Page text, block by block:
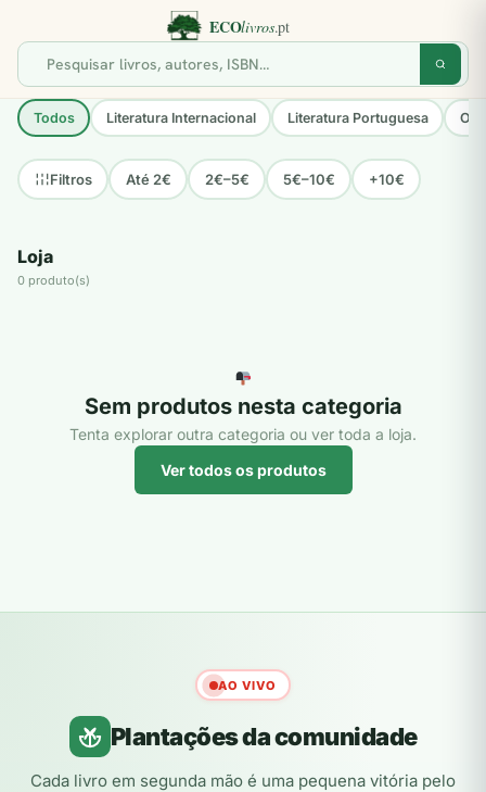
Todos Literatura Internacional Literatura Portuguesa
Filtros Até 2€ 2€–5€ 5€–10€ +10€
Loja
0 produto(s)
Sem produtos nesta categoria
Tenta explorar outra categoria ou ver toda a loja.
Ver todos os produtos
AO VIVO
Plantações da comunidade
Cada livro em segunda mão é uma pequena vitória pelo